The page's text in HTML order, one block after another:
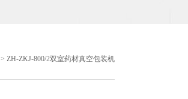
> ZH-ZKJ-800/2双室药材真空包装机